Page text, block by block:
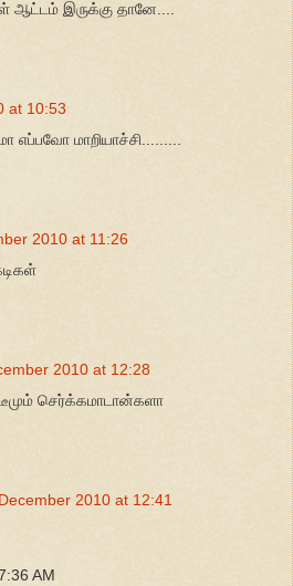
ஆட்டம் இருக்கு தானே....
at 10:53
எப்பவோ மாறியாச்சி.........
2010 at 11:26
2010 at 12:28
செர்க்கமாடான்களா
2010 at 12:41
AM